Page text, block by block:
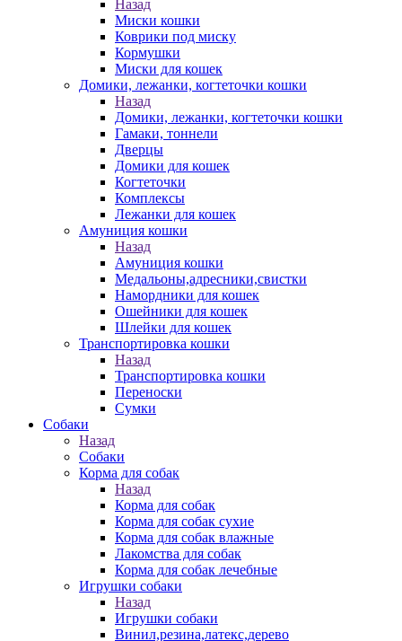
Назад
Миски кошки
Коврики под миску
Кормушки
Миски для кошек
Домики, лежанки, когтеточки кошки
Назад
Домики, лежанки, когтеточки кошки
Гамаки, тоннели
Дверцы
Домики для кошек
Когтеточки
Комплексы
Лежанки для кошек
Амуниция кошки
Назад
Амуниция кошки
Медальоны,адресники,свистки
Намордники для кошек
Ошейники для кошек
Шлейки для кошек
Транспортировка кошки
Назад
Транспортировка кошки
Переноски
Сумки
Собаки
Назад
Собаки
Корма для собак
Назад
Корма для собак
Корма для собак сухие
Корма для собак влажные
Лакомства для собак
Корма для собак лечебные
Игрушки собаки
Назад
Игрушки собаки
Винил,резина,латекс,дерево